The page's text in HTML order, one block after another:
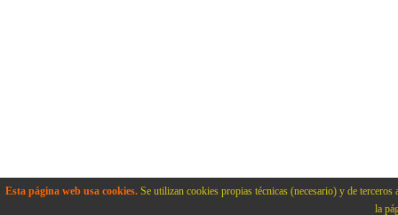
Esta página web usa cookies. Se utilizan cookies propias técnicas (necesario) y de
la